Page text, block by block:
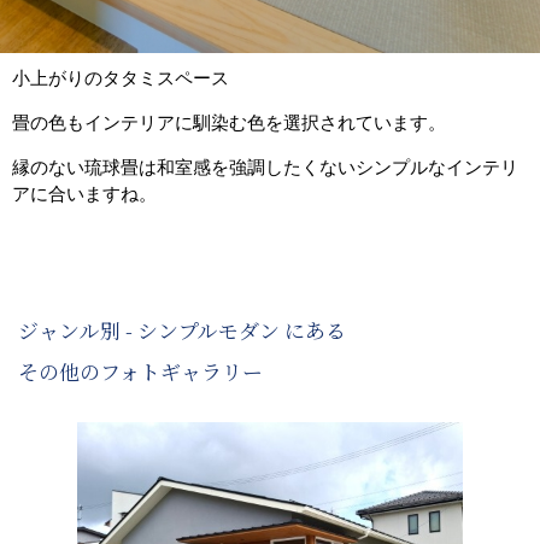
小上がりのタタミスペース
畳の色もインテリアに馴染む色を選択されています。
縁のない琉球畳は和室感を強調したくないシンプルなインテリ
アに合いますね。
ジャンル別 - シンプルモダン にある
その他のフォトギャラリー